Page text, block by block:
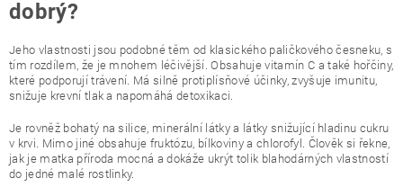
dobrý?
Jeho vlastnosti jsou podobné těm od klasického paličkového česneku, s
tím rozdílem, že je mnohem léčivější. Obsahuje vitamín C a také hořčiny,
které podporují trávení. Má silně protiplísňové účinky, zvyšuje imunitu,
snižuje krevní tlak a napomáhá detoxikaci.
Je rovněž bohatý na silice, minerální látky a látky snižující hladinu cukru
v krvi. Mimo jiné obsahuje fruktózu, bílkoviny a chlorofyl. Člověk si řekne,
jak je matka příroda mocná a dokáže ukrýt tolik blahodárných vlastností
do jedné malé rostlinky.